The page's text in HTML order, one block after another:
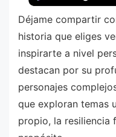
Déjame compartir
historia que eliges
inspirarte a nivel
destacan por su
personajes
que exploran temas
propio, la resiliencia